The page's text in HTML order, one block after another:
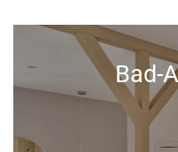
Bad-